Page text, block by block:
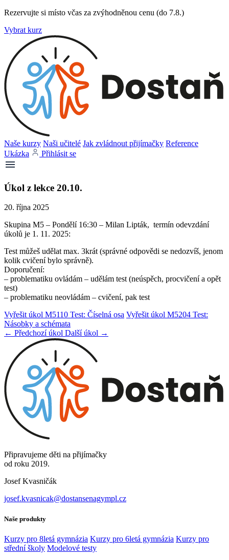
Rezervujte si místo včas za zvýhodněnou cenu (do 7.8.)
Vybrat kurz
Naše kurzy Naši učitelé Jak zvládnout přijímačky Reference
Ukázka
Přihlásit se
Úkol z lekce 20.10.
20. října 2025
Skupina M5 – Pondělí 16:30 – Milan Lipták, termín odevzdání
úkolů je 1. 11. 2025:
Test můžeš udělat max. 3krát (správné odpovědi se nedozvíš, jenom
kolik cvičení bylo správně).
Doporučení:
– problematiku ovládám – udělám test (neúspěch, procvičení a opět
test)
– problematiku neovládám – cvičení, pak test
Vyřešit úkol M5110 Test: Číselná osa Vyřešit úkol M5204 Test:
Násobky a schémata
← Předchozí úkol Další úkol →
Připravujeme děti na přijímačky
od roku 2019.
Josef Kvasničák
josef.kvasnicak@dostansenagympl.cz
Naše produkty
Kurzy pro 8letá gymnázia Kurzy pro 6letá gymnázia Kurzy pro
střední školy Modelové testy